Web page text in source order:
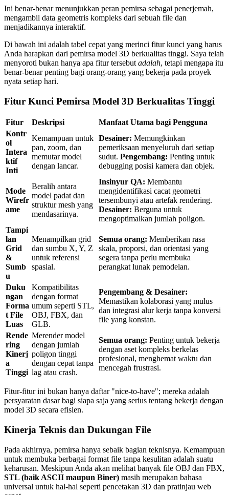
Ini benar-benar menunjukkan peran pemirsa sebagai penerjemah,
mengambil data geometris kompleks dari sebuah file dan
menjadikannya interaktif.
Di bawah ini adalah tabel cepat yang merinci fitur kunci yang harus
Anda harapkan dari pemirsa model 3D berkualitas tinggi. Saya telah
menyoroti bukan hanya apa fitur tersebut adalah, tetapi mengapa itu
benar-benar penting bagi orang-orang yang bekerja pada proyek
nyata setiap hari.
Fitur Kunci Pemirsa Model 3D Berkualitas Tinggi
Fitur Deskripsi
Manfaat Utama bagi Pengguna
Kontr
ol
Intera
ktif
Inti
Kemampuan untuk
pan, zoom, dan
memutar model
dengan lancar.
Desainer: Memungkinkan
pemeriksaan menyeluruh dari setiap
sudut. Pengembang: Penting untuk
debugging posisi kamera dan objek.
Mode
Wirefr
ame
Beralih antara
model padat dan
struktur mesh yang
mendasarinya.
Insinyur QA: Membantu
mengidentifikasi cacat geometri
tersembunyi atau artefak rendering.
Desainer: Berguna untuk
mengoptimalkan jumlah poligon.
Tampi
lan
Grid
&
Sumb
u
Menampilkan grid
dan sumbu X, Y, Z
untuk referensi
spasial.
Semua orang: Memberikan rasa
skala, proporsi, dan orientasi yang
segera tanpa perlu membuka
perangkat lunak pemodelan.
Duku
ngan
Forma
t File
Luas
Kompatibilitas
dengan format
umum seperti STL,
OBJ, FBX, dan
GLB.
Pengembang & Desainer:
Memastikan kolaborasi yang mulus
dan integrasi alur kerja tanpa konversi
file yang konstan.
Rende
ring
Kinerj
a
Tinggi
Merender model
dengan jumlah
poligon tinggi
dengan cepat tanpa
lag atau crash.
Semua orang: Penting untuk bekerja
dengan aset kompleks berkelas
profesional, menghemat waktu dan
mencegah frustrasi.
Fitur-fitur ini bukan hanya daftar "nice-to-have"; mereka adalah
persyaratan dasar bagi siapa saja yang serius tentang bekerja dengan
model 3D secara efisien.
Kinerja Teknis dan Dukungan File
Pada akhirnya, pemirsa hanya sebaik bagian teknisnya. Kemampuan
untuk membuka berbagai format file tanpa kesulitan adalah suatu
keharusan. Meskipun Anda akan melihat banyak file OBJ dan FBX,
STL (baik ASCII maupun Biner) masih merupakan bahasa
universal untuk hal-hal seperti pencetakan 3D dan pratinjau web